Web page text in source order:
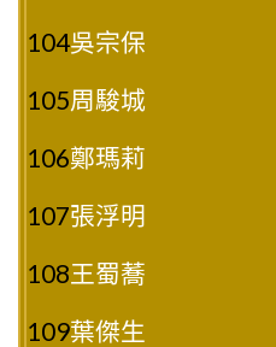
104吳宗保
105周駿城
106鄭瑪莉
107張浮明
108王蜀蕎
109葉傑生